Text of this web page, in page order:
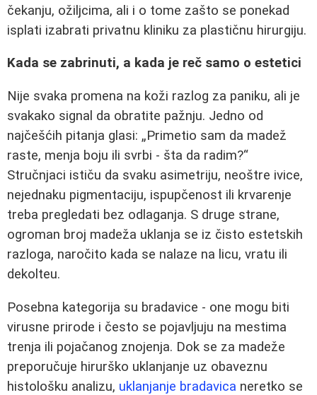
čekanju, ožiljcima, ali i o tome zašto se ponekad
isplati izabrati privatnu kliniku za plastičnu hirurgiju.
Kada se zabrinuti, a kada je reč samo o estetici
Nije svaka promena na koži razlog za paniku, ali je
svakako signal da obratite pažnju. Jedno od
najčešćih pitanja glasi: „Primetio sam da madež
raste, menja boju ili svrbi - šta da radim?“
Stručnjaci ističu da svaku asimetriju, neoštre ivice,
nejednaku pigmentaciju, ispupčenost ili krvarenje
treba pregledati bez odlaganja. S druge strane,
ogroman broj madeža uklanja se iz čisto estetskih
razloga, naročito kada se nalaze na licu, vratu ili
dekolteu.
Posebna kategorija su bradavice - one mogu biti
virusne prirode i često se pojavljuju na mestima
trenja ili pojačanog znojenja. Dok se za madeže
preporučuje hirurško uklanjanje uz obaveznu
histološku analizu, uklanjanje bradavica neretko se